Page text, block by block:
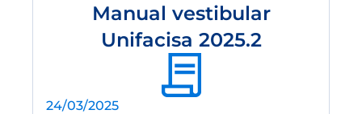
Manual vestibular
Unifacisa 2025.2
24/03/2025